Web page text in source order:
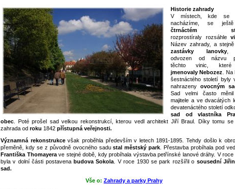
Historie zahrady
V místech, kde se
nacházíme, se
čtrnáctém
rozprostíraly rozsáhle
Název zahrady, a
zastávky lanovky,
odvozen od názvu
těchto vinic,
jmenovaly Nebozez
.
šestnáctého století byly
nahrazeny ovocným
Sad velmi často
majitele a ve dvacátých
devatenáctého století
sad od vlastníka
obec . Poté prošel sad velkou rekonstrukcí, kterou vedl architekt Jiří Braul. Díky tomu se
zahrada od roku 1842 přístupná veřejnosti.
Významná rekonstrukcevšak proběhla především v letech 1891-1895. Tehdy došlo k
přeměně, kdy se z původně ovocného sadustal městský park . Přestavba probíhala pod
Františka Thomayerave stejné době, kdy probíhala výstavba petřínské lanové dráhy. V roce
byla v dolní části postavena budova Sokola . V roce 1930 se park rozšířil o sousední
sad.
Vše o: Zahrady a parky Prahy